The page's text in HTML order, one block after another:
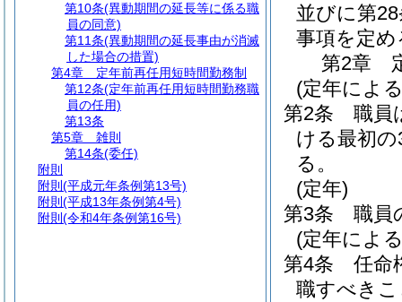
並びに第
事項を定
第2章
(定年によ
第2条
職員
ける最初の
る。
(定年)
第3条
職員
(定年によ
第4条
任命
職すべき
第10条(異動期間の延長等に係る職
員の同意)
第11条(異動期間の延長事由が消滅
した場合の措置)
第4章
定年前再任用短時間勤務制
第12条(定年前再任用短時間勤務職
員の任用)
第13条
第5章
雑則
第14条(委任)
附則
附則 (平成元年条例第13号)
附則 (平成13年条例第4号)
附則 (令和4年条例第16号)